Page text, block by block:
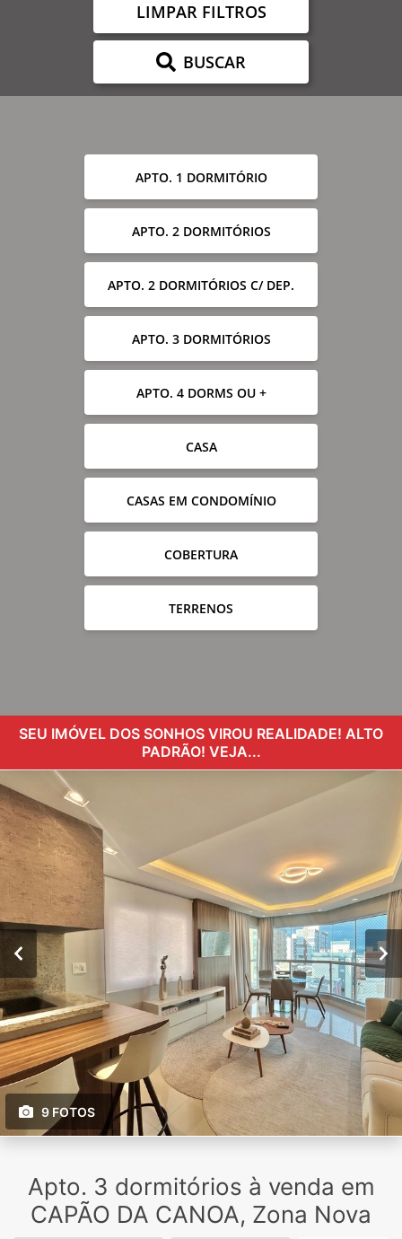
LIMPAR FILTROS
BUSCAR
APTO. 1 DORMITÓRIO
APTO. 2 DORMITÓRIOS
APTO. 2 DORMITÓRIOS C/ DEP.
APTO. 3 DORMITÓRIOS
APTO. 4 DORMS OU +
CASA
CASAS EM CONDOMÍNIO
COBERTURA
TERRENOS
SEU IMÓVEL DOS SONHOS VIROU REALIDADE! ALTO
PADRÃO! VEJA...
9 FOTOS
Apto. 3 dormitórios à venda em
CAPÃO DA CANOA, Zona Nova